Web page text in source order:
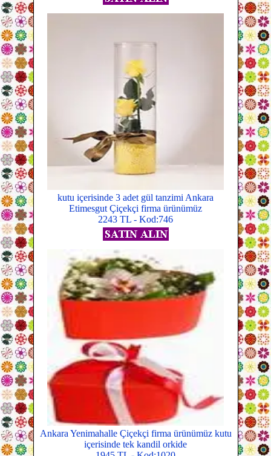
kutu içerisinde 3 adet gül tanzimi Ankara
Etimesgut Çiçekçi firma ürünümüz
2243 TL - Kod:746
Ankara Yenimahalle Çiçekçi firma ürünümüz kutu
içerisinde tek kandil orkide